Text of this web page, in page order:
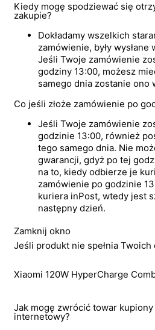
Kiedy mogę spodziewać się
zakupie?
Dokładamy wszelkich
zamówienie, były wysłane
Jeśli Twoje zamówienie
godziny 13:00, możesz
samego dnia zostanie ono
Co jeśli złoże zamówienie po
Jeśli Twoje zamówienie
godzinie 13:00, również
tego samego dnia. Nie
gwarancji, gdyż po tej
na to, kiedy odbierze je
zamówienie po godzinie
kuriera inPost, wtedy jest
następny dzień.
Zamknij okno
Jeśli produkt nie spełnia
Xiaomi 120W HyperCharge
Jak mogę zwrócić towar
internetowy?